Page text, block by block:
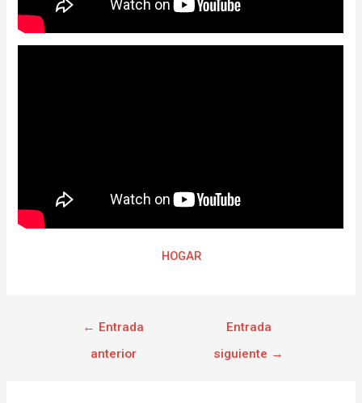
HOGAR
← Entrada
anterior
Entrada
siguiente →